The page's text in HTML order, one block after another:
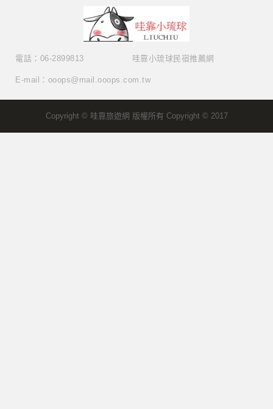
哇靠小琉球民宿推薦網
電話：06-2899813
E-mail：ooops@mail.ooops.com.tw
Copyright © 哇靠旅遊網 版權所有 Copyright © 2017